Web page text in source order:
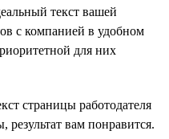
текст вашей
с компанией в удобном
для них
страницы работодателя
вам понравится.